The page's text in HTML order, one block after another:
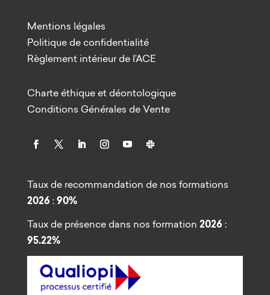
Mentions légales
Politique de confidentialité
Règlement intérieur de l’ACE
Charte éthique et déontologique
Conditions Générales de Vente
Taux de recommandation de nos formations
2026 :90%
Taux de présence dans nos formation 2026 :
95.22%